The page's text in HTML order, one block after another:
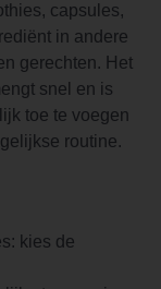
capsules,
in andere
gerechten. Het
snel en is
toe te voegen
routine.
kies de